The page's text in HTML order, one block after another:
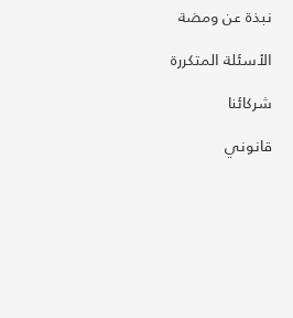
نبذة عن ومضة
الأسئلة المتكررة
شركائنا
قانوني